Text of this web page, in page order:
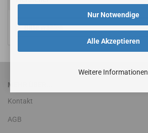
Alle Akzeptieren
Nur Notwendige
Weitere Informationen
MEHR ÜBER...
Kontakt
AGB